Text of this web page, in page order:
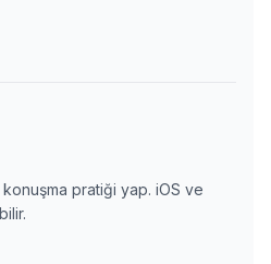
pratiği yap. iOS ve